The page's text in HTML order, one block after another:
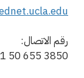
رقم الاتصال:
50 655 3850